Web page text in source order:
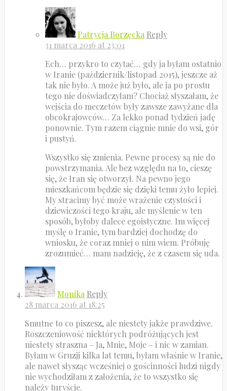
Patrycja Borzęcka Reply
31 marca 2016 at 23:01
Ech… przykro to czytać… gdy ja byłam ostatnio
w Iranie (październik/listopad 2015), jeszcze aż
tak nie było. A może już było, ale ja po prostu
tego nie doświadczyłam? Chociaż słyszałam, że
wejścia do meczetów były zawsze zawyżane dla
obcokrajowców… Za lekko ponad tydzień jadę
ponownie. Tym razem ciągnie mnie do wsi, gór
i pustyń.
Wszystko się zmienia. Pewne procesy są nie do
powstrzymania. Ale bez względu na to, cieszę
się, że Iran się otworzył. Na pewno jego
mieszkańcom będzie się dzięki temu żyło lepiej.
My stracimy być może wrażenie czystości i
dziewiczości tego kraju, ale myślenie w ten
sposób, byłoby dalece egoistyczne. Im więcej
myślę o Iranie, tym bardziej dochodzę do
wniosku, że coraz mniej o nim wiem. Próbuję
zrozumieć… mam nadzieję, że z czasem się uda.
Monika Reply
28 marca 2016 at 18:25
Smutne to co piszesz, ale niestety jakże prawdziwe.
Roszczeniowość niektórych podróżujących jest
niestety straszna – Ja, Mnie, Moje – i nic w zamian.
Byłam w Gruzji kilka lat temu, byłam właśnie w Iranie,
ale nawet słysząc wcześniej o gościnności ludzi nigdy
nie wychodziłam z założenia, że to wszystko się
należy turyście.